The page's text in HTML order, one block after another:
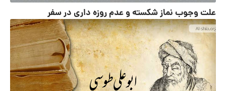
علت وجوب نماز شکسته و عدم روزه داری در سفر